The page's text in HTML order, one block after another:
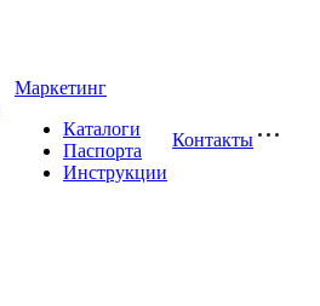
Маркетинг
Каталоги
Паспорта
Инструкции
Контакты